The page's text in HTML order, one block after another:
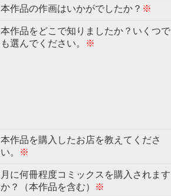
本作品の作画はいかがでしたか？ ※
本作品をどこで知りましたか？いくつで
も選んでください。
※
本作品を購入したお店を教えてくださ
い。
※
月に何冊程度コミックスを購入されます
か？（本作品を含む）
※